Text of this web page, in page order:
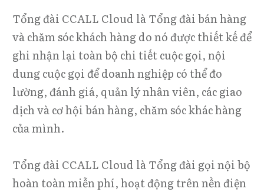
Tổng đài CCALL Cloud là Tổng đài bán hàng
và chăm sóc khách hàng do nó được thiết kế để
ghi nhận lại toàn bộ chi tiết cuộc gọi, nội
dung cuộc gọi để doanh nghiệp có thể đo
lường, đánh giá, quản lý nhân viên, các giao
dịch và cơ hội bán hàng, chăm sóc khác hàng
của mình.
Tổng đài CCALL Cloud là Tổng đài gọi nội bộ
hoàn toàn miễn phí, hoạt động trên nền điện